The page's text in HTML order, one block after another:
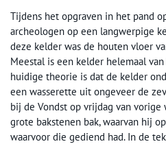
Tijdens het opgraven in het pand
archeologen op een langwerpige
deze kelder was de houten vloer
Meestal is een kelder helemaal
huidige theorie is dat de kelder
een wasserette uit ongeveer de
bij de Vondst op vrijdag van vorige
grote bakstenen bak, waarvan hij
waarvoor die gediend had. In de